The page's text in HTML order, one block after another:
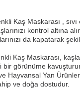
Kaş Maskarası ,
kontrol altına
da kapatarak
Kaş Maskarası,
bir görünüme
Hayvansal Yan
ve doğa dostudur.